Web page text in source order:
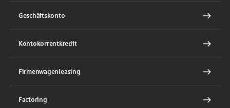
Geschäftskonto
Kontokorrentkredit
Firmenwagenleasing
Factoring